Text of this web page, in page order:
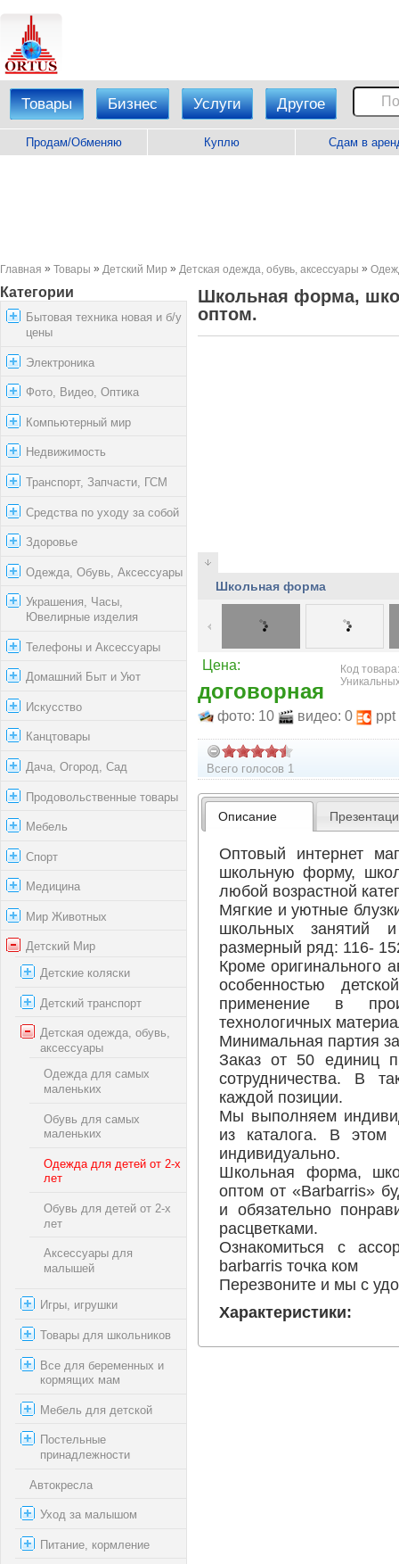
Товары Бизнес Услуги Другое
Продам/Обменяю Куплю Сдам в
Главная » Товары » Детский Мир » Детская одежда, обувь, аксессуары »
Категории
Бытовая техника новая и б/у
цены
Электроника
Фото, Видео, Оптика
Компьютерный мир
Недвижимость
Транспорт, Запчасти, ГСМ
Средства по уходу за собой
Здоровье
Одежда, Обувь, Аксессуары
Украшения, Часы,
Ювелирные изделия
Телефоны и Аксессуары
Домашний Быт и Уют
Искусство
Канцтовары
Дача, Огород, Сад
Продовольственные товары
Мебель
Спорт
Медицина
Мир Животных
Детский Мир
Детские коляски
Детский транспорт
Детская одежда, обувь,
аксессуары
Одежда для самых
маленьких
Обувь для самых
маленьких
Одежда для детей от 2-х
лет
Обувь для детей от 2-х
лет
Аксессуары для
малышей
Игры, игрушки
Товары для школьников
Все для беременных и
кормящих мам
Мебель для детской
Постельные
принадлежности
Автокресла
Уход за малышом
Питание, кормление
Школьная форма,
оптом.
Школьная форма
Цена:
договорная
Код
фото: 10 видео: 0
Всего голосов 1
Описание
Оптовый интернет
школьную форму,
любой возрастной
Мягкие и уютные
школьных занятий
размерный ряд: 116-
Кроме оригинального
особенностью
применение в
технологичных
Минимальная партия
Заказ от 50 единиц
сотрудничества. В
каждой позиции.
Мы выполняем
из каталога. В этом
индивидуально.
Школьная форма,
оптом от «Barbarris»
и обязательно
расцветками.
Ознакомиться с
barbarris точка ком
Перезвоните и мы с
Характеристики: